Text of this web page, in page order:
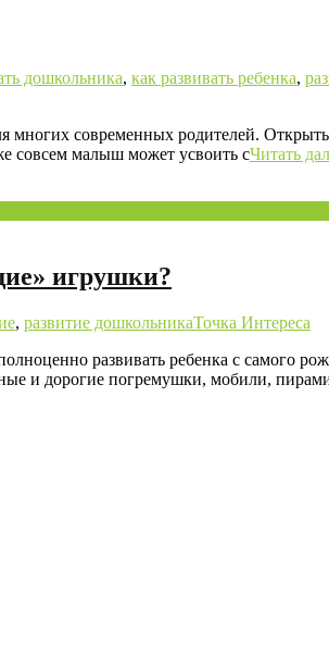
дошкольника, как развивать ребенка,
многих современных родителей.
совсем малыш может усвоить сЧитать
игрушки?
, развитие дошкольникаТочка Интереса
развивать ребенка с самого
и дорогие погремушки, мобили,